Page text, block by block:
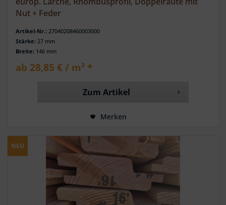
Nut + Feder
Artikel-Nr.: 27040208460003000
Stärke: 27 mm
Breite: 146 mm
ab 28,85 € / m² *
Zum Artikel
Merken
NEU